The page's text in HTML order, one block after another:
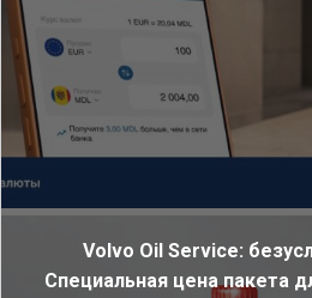
Volvo Oil Service:
Специальная цена пакета